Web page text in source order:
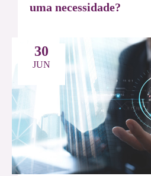
uma necessidade?
30
JUN